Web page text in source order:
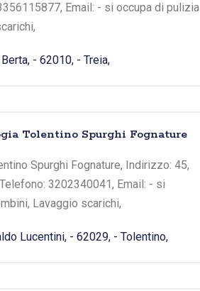
Email: - si occupa di pulizia
- 62010, - Treia,
Tolentino Spurghi Fognature
Spurghi Fognature, Indirizzo: 45,
3202340041, Email: - si
Lavaggio scarichi,
Lucentini, - 62029, - Tolentino,